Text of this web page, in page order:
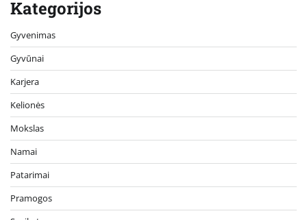
Kategorijos
Gyvenimas
Gyvūnai
Karjera
Kelionės
Mokslas
Namai
Patarimai
Pramogos